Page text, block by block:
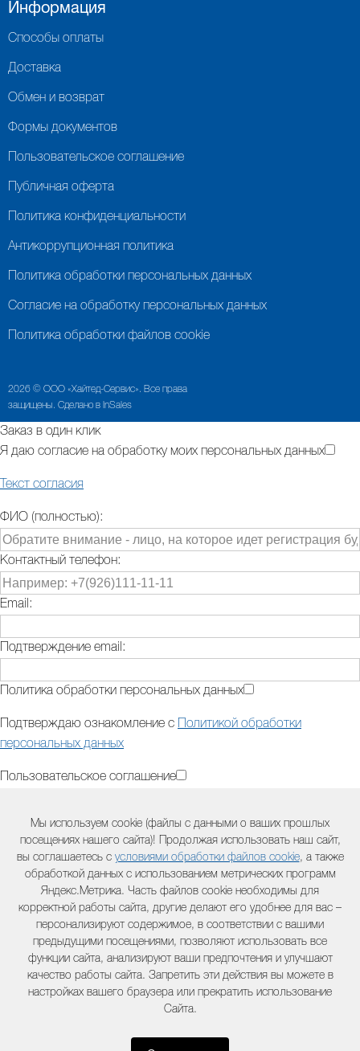
2026 © ООО «Хайтед-Сервис». Все права
защищены. Сделано в InSales
Информация
Способы оплаты
Доставка
Обмен и возврат
Формы документов
Пользовательское соглашение
Публичная оферта
Политика конфиденциальности
Антикоррупционная политика
Политика обработки персональных данных
Согласие на обработку персональных данных
Политика обработки файлов cookie
Мы используем cookie (файлы с данными о ваших прошлых
посещениях нашего сайта)! Продолжая использовать наш сайт,
вы соглашаетесь с условиями обработки файлов cookie, а также
обработкой данных с использованием метрических программ
Яндекс.Метрика. Часть файлов cookie необходимы для
корректной работы сайта, другие делают его удобнее для вас –
персонализируют содержимое, в соответствии с вашими
предыдущими посещениями, позволяют использовать все
функции сайта, анализируют ваши предпочтения и улучшают
качество работы сайта. Запретить эти действия вы можете в
настройках вашего браузера или прекратить использование
Сайта.
Заказ в один клик
Я даю согласие на обработку моих персональных данных
Текст согласия
ФИО (полностью):
Контактный телефон:
Email:
Подтверждение email:
Политика обработки персональных данных
Подтверждаю ознакомление с
Политикой обработки
персональных данных
Пользовательское соглашение
соглашением
Дополнительная информация (модель оборудования,
двигателя, серийный номер и другая полезная информация) :
Контактный телефон:
Комментарий: